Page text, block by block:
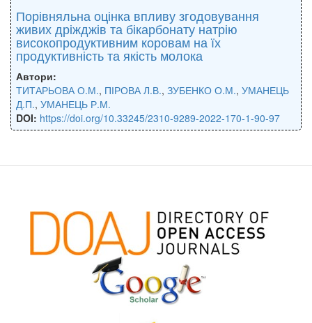
Порівняльна оцінка впливу згодовування
живих дріжджів та бікарбонату натрію
високопродуктивним коровам на їх
продуктивність та якість молока
Автори:
ТИТАРЬОВА О.М., ПІРОВА Л.В., ЗУБЕНКО О.М., УМАНЕЦЬ
Д.П., УМАНЕЦЬ Р.М.
DOI: https://doi.org/10.33245/2310-9289-2022-170-1-90-97